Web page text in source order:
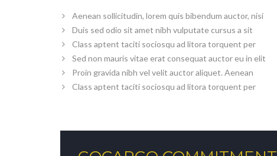
Aenean sollicitudin, lorem quis bibendum auctor, nisi
Duis sed odio sit amet nibh vulputate cursus a sit
Class aptent taciti sociosqu ad litora torquent per
Sed non mauris vitae erat consequat auctor eu in elit
Proin gravida nibh vel velit auctor aliquet. Aenean
Class aptent taciti sociosqu ad litora torquent per